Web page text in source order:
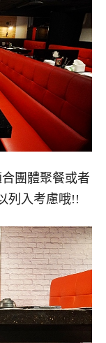
團體聚餐或者
列入考慮哦!!